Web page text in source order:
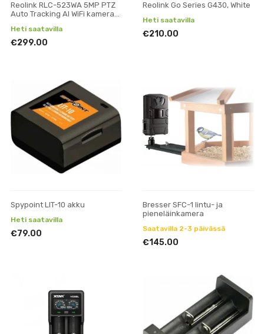
Reolink RLC-523WA 5MP PTZ
Auto Tracking AI WiFi kamera
Heti saatavilla
€299.00
Reolink Go Series G430, White
Heti saatavilla
€210.00
Spypoint LIT-10 akku
Heti saatavilla
€79.00
Bresser SFC-1 lintu- ja
pieneläinkamera
Saatavilla 2-3 päivässä
€145.00